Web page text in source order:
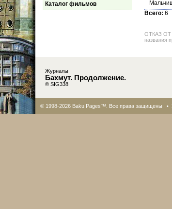
Каталог фильмов
Всего: 6
ОТКАЗ ОТ
названия
Журналы
Бахмут. Продолжение.
© SIG338
© 1998-2026 Baku Pages™. Все права защищены •